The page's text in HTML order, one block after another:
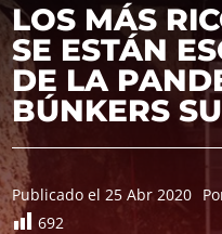
LOS MÁS
SE ESTÁN
DE LA
BÚNKERS
Publicado el 25 Abr 2020
692